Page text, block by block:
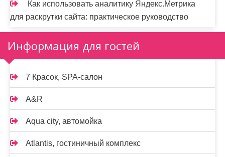
Как использовать аналитику Яндекс.Метрика
для раскрутки сайта: практическое руководство
Информация для гостей
7 Красок, SPA-салон
A&R
Aqua city, автомойка
Atlantis, гостиничный комплекс